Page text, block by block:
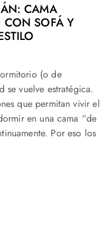
CAMA
CON SOFÁ Y
(o de
se vuelve estratégica.
que permitan vivir el
en una cama “de
Por eso los